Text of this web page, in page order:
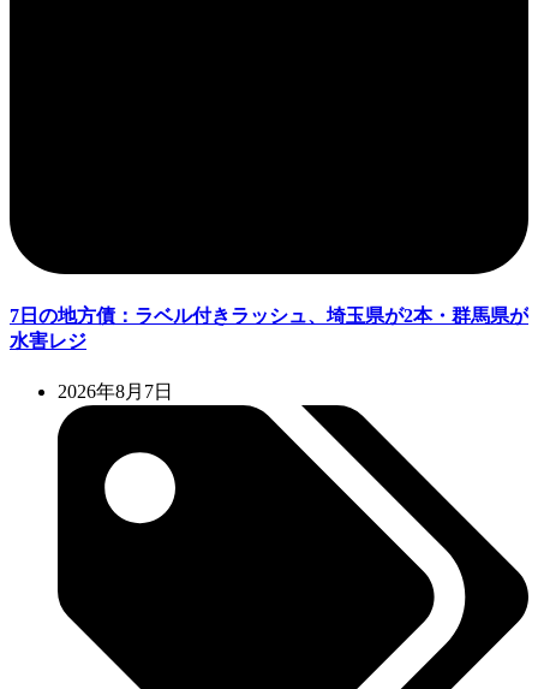
7日の地方債：ラベル付きラッシュ、埼玉県が2本・群馬県が
水害レジ
2026年8月7日